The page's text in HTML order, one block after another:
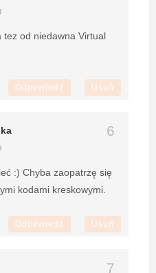
tez od niedawna Virtual
Odpowiedz Usuń
:) Chyba zaopatrzę się
kodami kreskowymi.
Odpowiedz Usuń